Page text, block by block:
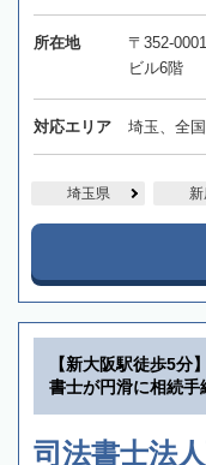
所在地
〒352-
ビル6階
対応エリア 埼玉、全
埼玉県
【新大阪駅徒歩5分
書士が円滑に相続手
司法書士法